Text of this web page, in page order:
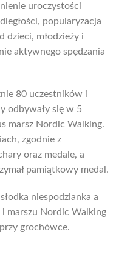
uroczystości
popularyzacja
dzieci, młodzieży i
aktywnego spędzania
80 uczestników i
odbywały się w 5
marsz Nordic Walking.
zgodnie z
oraz medale, a
pamiątkowy medal.
niespodzianka a
i marszu Nordic Walking
grochówce.